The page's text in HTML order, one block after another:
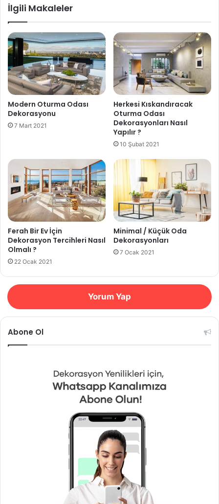
İlgili Makaleler
Modern Oturma Odası
Dekorasyonu
7 Mart 2021
Herkesi Kıskandıracak
Oturma Odası
Dekorasyonları Nasıl
Yapılır ?
10 Şubat 2021
Ferah Bir Ev İçin
Dekorasyon Tercihleri Nasıl
Olmalı ?
22 Ocak 2021
Minimal / Küçük Oda
Dekorasyonları
7 Ocak 2021
Yorum Yap
Abone Ol